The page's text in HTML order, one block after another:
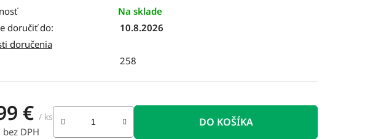
Na sklade
doručiť do:
10.8.2026
doručenia
258
€ / ks
DPH
DO KOŠÍKA